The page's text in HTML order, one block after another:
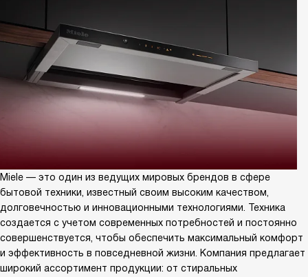
Miele — это один из ведущих мировых брендов в сфере
бытовой техники, известный своим высоким качеством,
долговечностью и инновационными технологиями. Техника
создается с учетом современных потребностей и постоянно
совершенствуется, чтобы обеспечить максимальный комфорт
и эффективность в повседневной жизни. Компания предлагает
широкий ассортимент продукции: от стиральных